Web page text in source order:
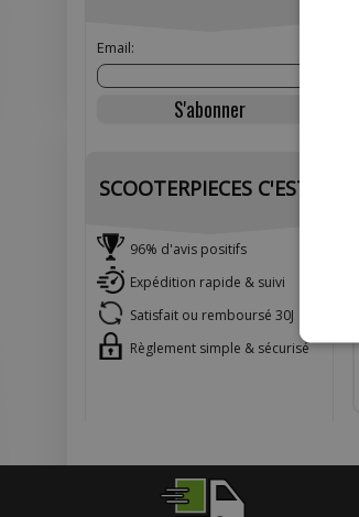
Email:
SCOOTERPIECES C'EST :
96% d'avis positifs
Expédition rapide & suivi
Satisfait ou remboursé 30J
Règlement simple & sécurisé